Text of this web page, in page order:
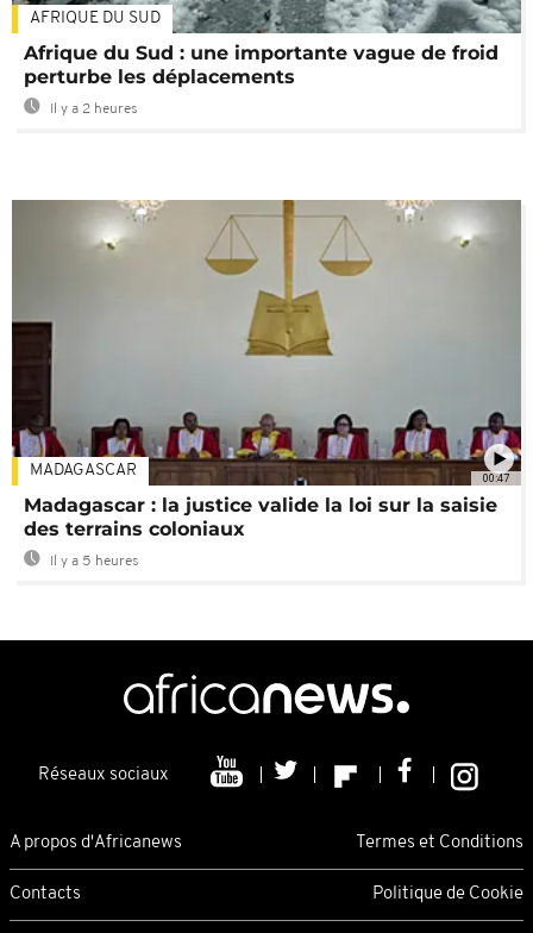
AFRIQUE DU SUD
Afrique du Sud : une importante vague de froid
perturbe les déplacements
Il y a 2 heures
00:47
MADAGASCAR
Madagascar : la justice valide la loi sur la saisie
des terrains coloniaux
Il y a 5 heures
Réseaux sociaux
A propos d'Africanews Termes et Conditions
Contacts Politique de Cookie